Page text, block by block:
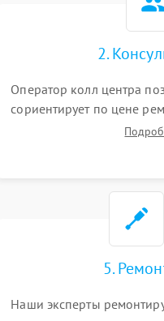
2.
Оператор колл центра
сориентирует по цене
а также ответит на все
5.
Наши эксперты